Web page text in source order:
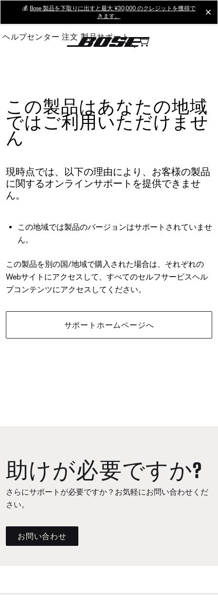
Main
💰 Bose 製品を下取りに出すと最大 ¥30,000 のクレジットを獲得で
きます。
ヘルプセンター 注文 製品サポート
この製品はあなたの地域
ではご利用いただけませ
ん
現時点では、以下の理由により、お客様の製品
に関するオンラインサポートを提供できませ
ん。
この地域では製品のバージョンはサポートされていませ
ん。
この製品を別の国/地域で購入された場合は、それぞれの
Webサイトにアクセスして、すべてのセルフサービスヘル
プコンテンツにアクセスしてください。
サポートホームページへ
助けが必要ですか?
さらにサポートが必要ですか？お気軽にお問い合わせくだ
さい。
お問い合わせ